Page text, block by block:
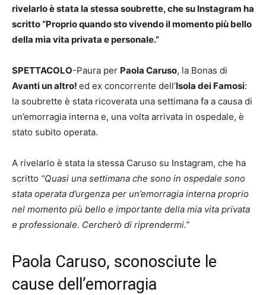
rivelarlo è stata la stessa soubrette, che su Instagram ha
scritto “Proprio quando sto vivendo il momento più bello
della mia vita privata e personale.”
SPETTACOLO-Paura per Paola Caruso, la Bonas di
Avanti un altro! ed ex concorrente dell’Isola dei Famosi:
la soubrette è stata ricoverata una settimana fa a causa di
un’emorragia interna e, una volta arrivata in ospedale, è
stato subito operata.
A rivelarlo è stata la stessa Caruso su Instagram, che ha
scritto “Quasi una settimana che sono in ospedale sono
stata operata d’urgenza per un’emorragia interna proprio
nel momento più bello e importante della mia vita privata
e professionale. Cercherò di riprendermi.”
Paola Caruso, sconosciute le
cause dell’emorragia